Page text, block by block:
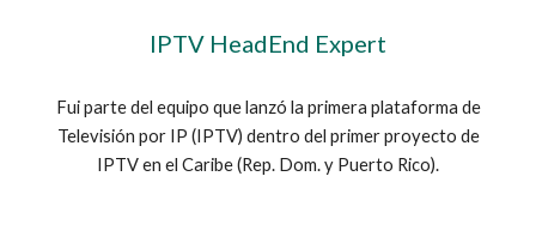
IPTV HeadEnd Expert
Fui parte del equipo que lanzó la primera plataforma de
Televisión por IP (IPTV) dentro del primer proyecto de
IPTV en el Caribe (Rep. Dom. y Puerto Rico).